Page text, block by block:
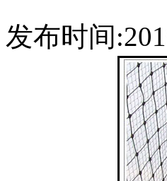
发布时间